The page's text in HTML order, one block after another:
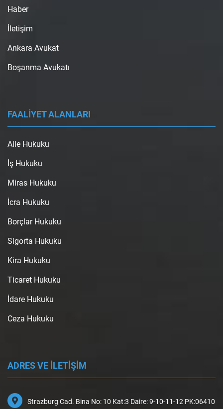
Haber
İletişim
Ankara Avukat
Boşanma Avukatı
FAALİYET ALANLARI
Aile Hukuku
İş Hukuku
Miras Hukuku
İcra Hukuku
Borçlar Hukuku
Sigorta Hukuku
Kira Hukuku
Ticaret Hukuku
İdare Hukuku
Ceza Hukuku
ADRES VE İLETİŞİM
Strazburg Cad. Bina No: 10 Kat:3 Daire: 9-10-11-12 PK:06410